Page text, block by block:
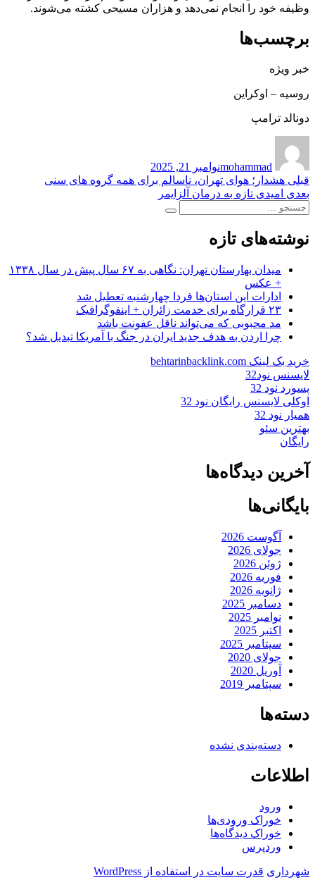
وظیفه خود را انجام نمی‌دهد و هزاران مسیحی کشته می‌شوند.
برچسب‌ها
خبر ویژه
روسیه – اوکراین
دونالد ترامپ
mohammadدر
نوامبر 21, 2025
راهبری
نوشته
قبلی نوشته
قبلی:
هشدار؛ هوای تهران، ناسالم برای همه گروه های سنی
بعدی نوشته
بعدی:
امیدی تازه به درمان آلزایمر
جستجو
جستجو
نوشته‌های تازه
میدان بهارستان تهران: نگاهی به ۶۷ سال پیش در سال ۱۳۳۸
+ عکس
ادارات این استان‌ها فردا چهارشنبه تعطیل شد
۲۳ قرارگاه برای خدمت زائران + اینفوگرافیک
مد محبوبی که می‌تواند ناقل عفونت باشد
چرا اردن به هدف جدید ایران در جنگ با آمریکا تبدیل شد؟
خرید بک لینک behtarinbacklink.com
لایسنس نود32
پسورد نود 32
اوکلی لایسنس رایگان نود 32
همیار نود 32
بهترین سئو
رایگان
آخرین دیدگاه‌ها
بایگانی‌ها
آگوست 2026
جولای 2026
ژوئن 2026
فوریه 2026
ژانویه 2026
دسامبر 2025
نوامبر 2025
اکتبر 2025
سپتامبر 2025
جولای 2020
آوریل 2020
سپتامبر 2019
دسته‌ها
دسته‌بندی نشده
اطلاعات
ورود
خوراک ورودی‌ها
خوراک دیدگاه‌ها
وردپرس
شهرداری قدرت سایت در استفاده از WordPress